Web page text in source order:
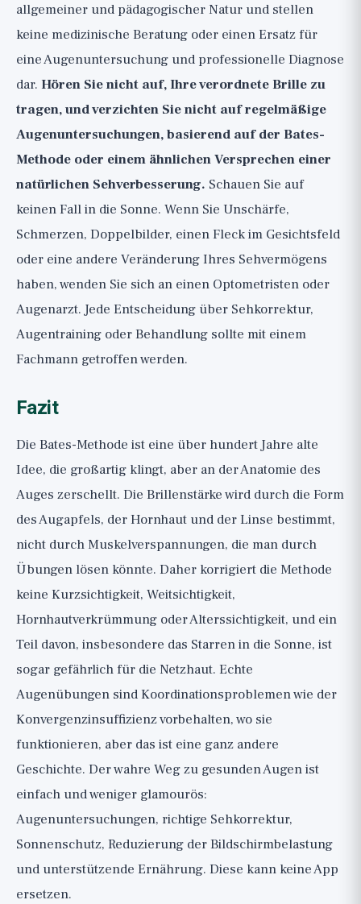
allgemeiner und pädagogischer Natur und stellen
keine medizinische Beratung oder einen Ersatz für
eine Augenuntersuchung und professionelle Diagnose
dar. Hören Sie nicht auf, Ihre verordnete Brille zu
tragen, und verzichten Sie nicht auf regelmäßige
Augenuntersuchungen, basierend auf der Bates-
Methode oder einem ähnlichen Versprechen einer
natürlichen Sehverbesserung. Schauen Sie auf
keinen Fall in die Sonne. Wenn Sie Unschärfe,
Schmerzen, Doppelbilder, einen Fleck im Gesichtsfeld
oder eine andere Veränderung Ihres Sehvermögens
haben, wenden Sie sich an einen Optometristen oder
Augenarzt. Jede Entscheidung über Sehkorrektur,
Augentraining oder Behandlung sollte mit einem
Fachmann getroffen werden.
Fazit
Die Bates-Methode ist eine über hundert Jahre alte
Idee, die großartig klingt, aber an der Anatomie des
Auges zerschellt. Die Brillenstärke wird durch die Form
des Augapfels, der Hornhaut und der Linse bestimmt,
nicht durch Muskelverspannungen, die man durch
Übungen lösen könnte. Daher korrigiert die Methode
keine Kurzsichtigkeit, Weitsichtigkeit,
Hornhautverkrümmung oder Alterssichtigkeit, und ein
Teil davon, insbesondere das Starren in die Sonne, ist
sogar gefährlich für die Netzhaut. Echte
Augenübungen sind Koordinationsproblemen wie der
Konvergenzinsuffizienz vorbehalten, wo sie
funktionieren, aber das ist eine ganz andere
Geschichte. Der wahre Weg zu gesunden Augen ist
einfach und weniger glamourös:
Augenuntersuchungen, richtige Sehkorrektur,
Sonnenschutz, Reduzierung der Bildschirmbelastung
und unterstützende Ernährung. Diese kann keine App
ersetzen.